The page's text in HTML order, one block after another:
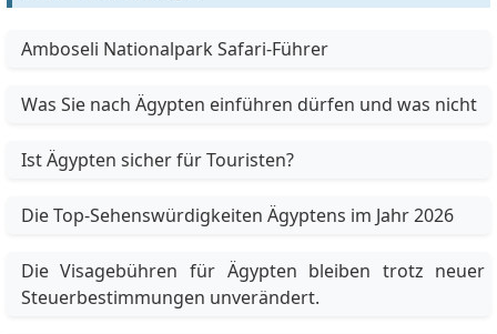
Amboseli Nationalpark Safari-Führer
Was Sie nach Ägypten einführen dürfen und was nicht
Ist Ägypten sicher für Touristen?
Die Top-Sehenswürdigkeiten Ägyptens im Jahr 2026
Die Visagebühren für Ägypten bleiben trotz neuer
Steuerbestimmungen unverändert.